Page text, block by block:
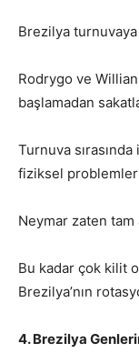
Brezilya
Rodrygo ve
başlamadan
Turnuva
fiziksel problemler
Neymar zaten tam
Bu kadar çok kilit
Brezilya’nın
4. Brezilya